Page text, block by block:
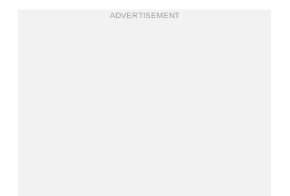
ADVERTISEMENT